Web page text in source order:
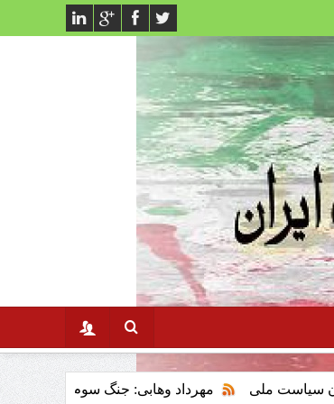
مهرداد وهابی: جنگ سوم خلیج فارس وتاثیر ان